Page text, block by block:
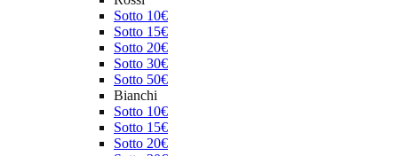
Sotto 10€
Sotto 15€
Sotto 20€
Sotto 30€
Sotto 50€
Bianchi
Sotto 10€
Sotto 15€
Sotto 20€